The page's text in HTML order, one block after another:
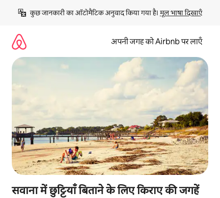
छोड़कर
कॉन्टेंट
कुछ जानकारी का ऑटोमैटिक अनुवाद किया गया है। मूल भाषा दिखाएँ
अपनी जगह को Airbnb पर लाएँ
सवाना में छुट्टियाँ बिताने के लिए किराए की जगहें